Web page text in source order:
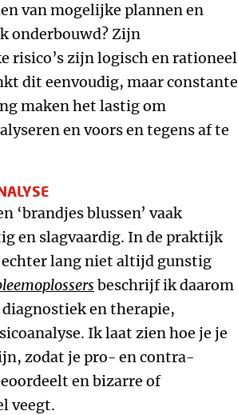
van mogelijke plannen en
onderbouwd? Zijn
risico’s zijn logisch en rationeel
dit eenvoudig, maar constante
maken het lastig om
en voors en tegens af te
‘brandjes blussen’ vaak
en slagvaardig. In de praktijk
lang niet altijd gunstig
beschrijf ik daarom
en therapie,
Ik laat zien hoe je je
zodat je pro- en contra-
en bizarre of
veegt.